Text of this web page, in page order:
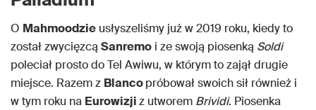
O Mahmoodzie usłyszeliśmy już w 2019 roku, kiedy to
został zwycięzcąSanremo i ze swoją piosenką Soldi
poleciał prosto do Tel Awiwu, w którym to zajął drugie
miejsce. Razem z Blancopróbował swoich sił również i
w tym roku na Eurowizjiz utworem Brividi. Piosenka